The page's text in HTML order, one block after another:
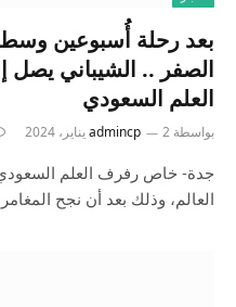
الصفر .. الشيباني يصل
العلم السعودي
بواسطة admincp 2 يناير، 2024
جدة- خاص رفرف العلم
العالم، وذلك بعد أن نجح